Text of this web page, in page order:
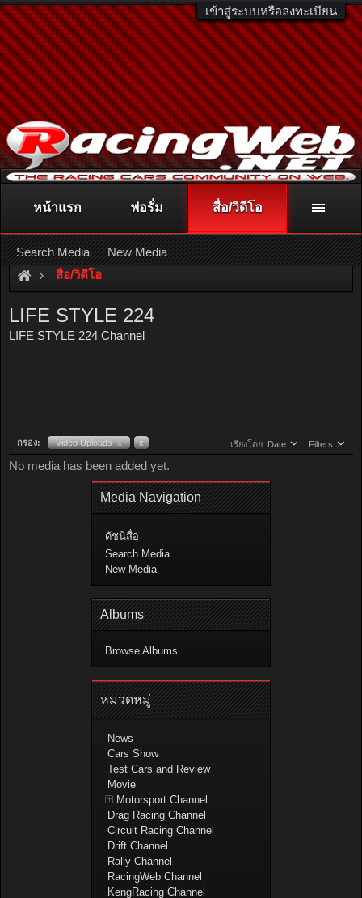
เข้าสู่ระบบหรือลงทะเบียน
ติดต่อลงโฆษณา racingweb@gmail.comหรือโทร. 081-811-1138
หรืออ่านรายละเอียดเพิ่มเติม คลิกที่นี่
สื่อ/วิดีโอ
LIFE STYLE 224
LIFE STYLE 224 Channel
กรอง: Video Uploads x x เรียงโดย: Date Filters
No media has been added yet.
Media Navigation
ดัชนีสื่อ
Search Media
New Media
Albums
Browse Albums
หมวดหมู่
News
Cars Show
Test Cars and Review
Movie
Motorsport Channel
Drag Racing Channel
Circuit Racing Channel
Drift Channel
Rally Channel
RacingWeb Channel
KengRacing Channel
หน้าแรก ฟอรั่ม สื่อ/วิดีโอ
Search Media New Media